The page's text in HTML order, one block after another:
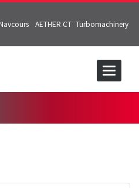
Navcours AETHER CT Turbomachinery